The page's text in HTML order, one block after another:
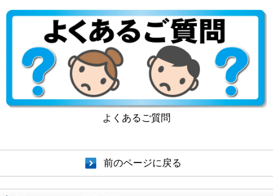
よくあるご質問
前のページに戻る